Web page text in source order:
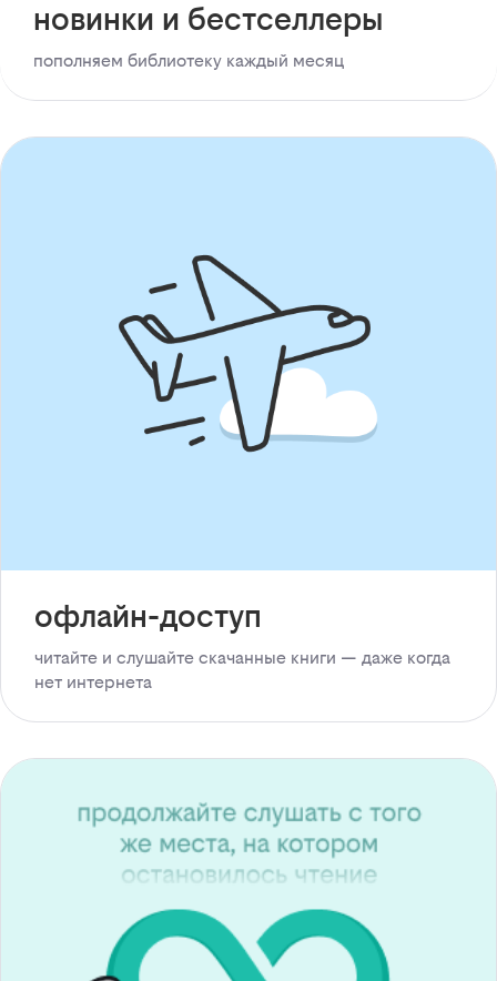
новинки и бестселлеры
пополняем библиотеку каждый месяц
офлайн-доступ
читайте и слушайте скачанные книги — даже когда
нет интернета